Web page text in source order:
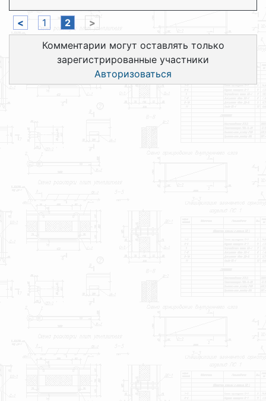
< 1 2
>
Комментарии могут оставлять только
зарегистрированные участники
Авторизоваться